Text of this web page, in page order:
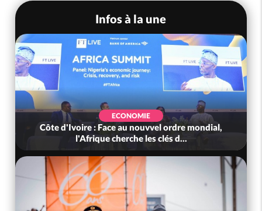
Infos à la une
ECONOMIE
Côte d'Ivoire : Face au nouvvel ordre mondial,
l'Afrique cherche les clés d...